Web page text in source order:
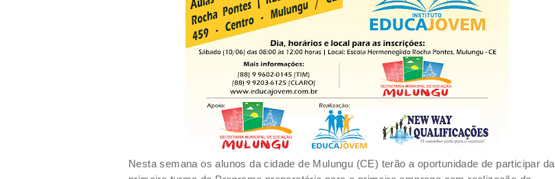
Nesta semana os alunos da cidade de Mulungu (CE) terão a oportunidade de participar da